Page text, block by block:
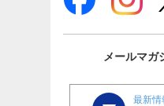
メールマガ
最新情